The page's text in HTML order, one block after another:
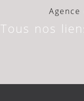
Tous nos